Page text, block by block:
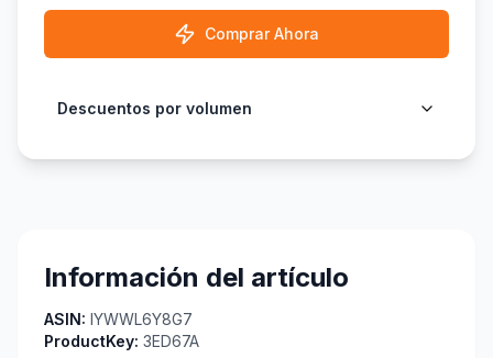
Comprar Ahora
Descuentos por volumen
Información del artículo
ASIN: IYWWL6Y8G7
ProductKey: 3ED67A